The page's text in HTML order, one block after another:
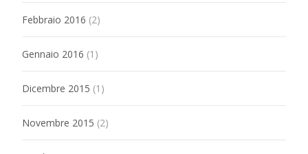
Febbraio 2016 (2)
Gennaio 2016 (1)
Dicembre 2015 (1)
Novembre 2015 (2)